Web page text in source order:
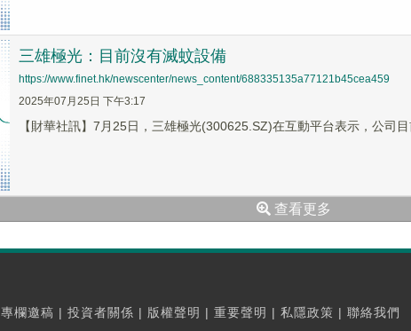
三雄極光：目前沒有滅蚊設備
https://www.finet.hk/newscenter/news_content/688335135a77121b45cea459
2025年07月25日 下午3:17
【財華社訊】7月25日，三雄極光(300625.SZ)在互動平台表示，公司目
查看更多
專欄邀稿 | 投資者關係 | 版權聲明 | 重要聲明 | 私隱政策 | 聯絡我們